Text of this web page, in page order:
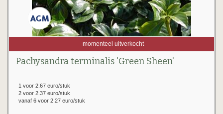
momenteel uitverkocht
Pachysandra terminalis 'Green Sheen'
1 voor 2.67 euro/stuk
2 voor 2.37 euro/stuk
vanaf 6 voor 2.27 euro/stuk